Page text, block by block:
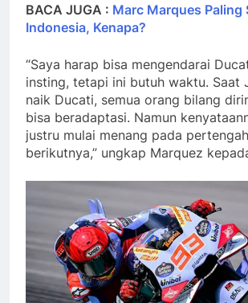
BACA JUGA : Marc Marques Paling
Indonesia, Kenapa?
“Saya harap bisa mengendarai
insting, tetapi ini butuh waktu. Saat
naik Ducati, semua orang bilang
bisa beradaptasi. Namun
justru mulai menang pada
berikutnya,” ungkap Marquez